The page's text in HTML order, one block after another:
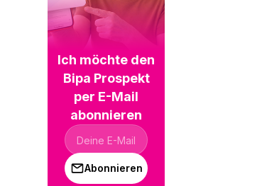
Ich möchte den
Bipa Prospekt
per E-Mail
abonnieren
Abonnieren